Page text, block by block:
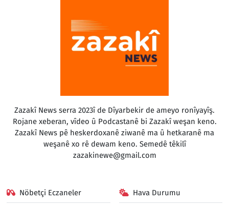
Zazakî News serra 2023î de Dîyarbekir de ameyo ronîyayîş.
Rojane xeberan, vîdeo û Podcastanê bi Zazakî weşan keno.
Zazakî News pê heskerdoxanê ziwanê ma û hetkaranê ma
weşanê xo rê dewam keno. Semedê têkilî
zazakinewe@gmail.com
Nöbetçi Eczaneler Hava Durumu